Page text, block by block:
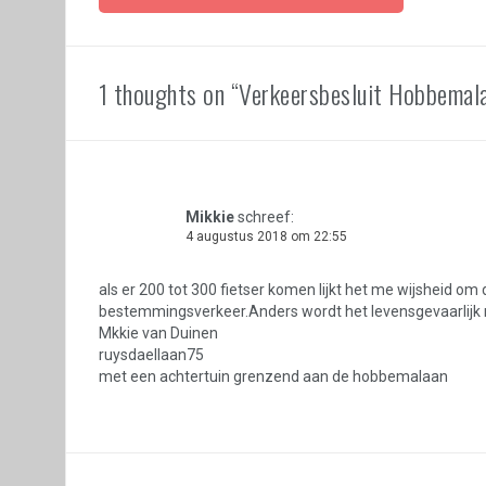
1 thoughts on “Verkeersbesluit
Mikkie schreef:
4 augustus 2018 om 22:55
als er 200 tot 300 fietser komen lijkt het me wijsheid
bestemmingsverkeer.Anders wordt het levensgevaarlijk
Mkkie van Duinen
ruysdaellaan75
met een achtertuin grenzend aan de hobbemalaan